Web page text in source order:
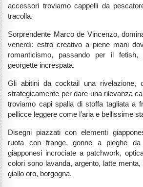
accessori troviamo cappelli da
tracolla.
Sorprendente Marco de Vincenzo,
venerdì: estro creativo a piene mani
romanticismo, passando per il fetish,
georgette increspata.
Gli abitini da cocktail una rivelazione,
strategicamente per dare una rilevanza
troviamo capi spalla di stoffa tagliata a
pellicce leggere come l’aria e bellissime
Disegni piazzati con elementi
ruota con frange, gonne a pieghe
giapponesi incrociate a patchwork,
colori sono lavanda, argento, latte
giallo oro, borgogna.